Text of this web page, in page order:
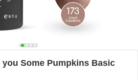
you Some Pumpkins Basic